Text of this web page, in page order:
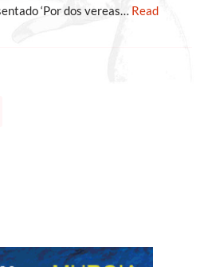
‘Por dos vereas… Read